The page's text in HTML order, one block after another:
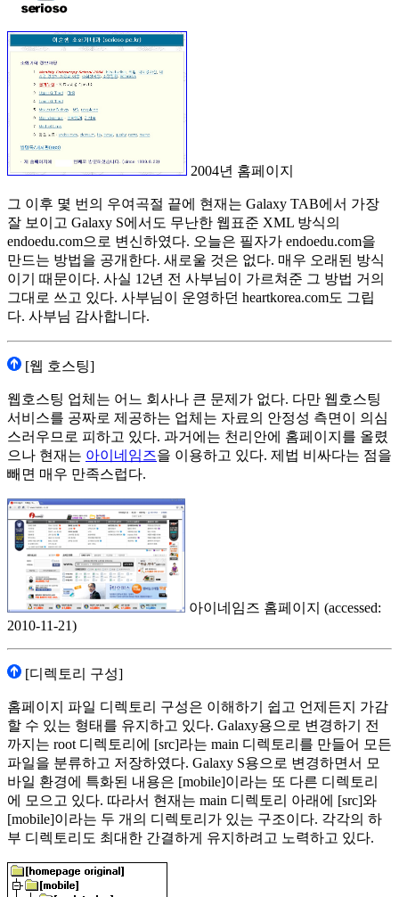
2004년 홈페이지
그 이후 몇 번의 우여곡절 끝에 현재는 Galaxy TAB에서 가장
잘 보이고 Galaxy S에서도 무난한 웹표준 XML 방식의
endoedu.com으로 변신하였다. 오늘은 필자가 endoedu.com을
만드는 방법을 공개한다. 새로울 것은 없다. 매우 오래된 방식
이기 때문이다. 사실 12년 전 사부님이 가르쳐준 그 방법 거의
그대로 쓰고 있다. 사부님이 운영하던 heartkorea.com도 그립
다. 사부님 감사합니다.
[웹 호스팅]
웹호스팅 업체는 어느 회사나 큰 문제가 없다. 다만 웹호스팅
서비스를 공짜로 제공하는 업체는 자료의 안정성 측면이 의심
스러우므로 피하고 있다. 과거에는 천리안에 홈페이지를 올렸
으나 현재는 아이네임즈을 이용하고 있다. 제법 비싸다는 점을
빼면 매우 만족스럽다.
아이네임즈 홈페이지 (accessed:
2010-11-21)
[디렉토리 구성]
홈페이지 파일 디렉토리 구성은 이해하기 쉽고 언제든지 가감
할 수 있는 형태를 유지하고 있다. Galaxy용으로 변경하기 전
까지는 root 디렉토리에 [src]라는 main 디렉토리를 만들어 모든
파일을 분류하고 저장하였다. Galaxy S용으로 변경하면서 모
바일 환경에 특화된 내용은 [mobile]이라는 또 다른 디렉토리
에 모으고 있다. 따라서 현재는 main 디렉토리 아래에 [src]와
[mobile]이라는 두 개의 디렉토리가 있는 구조이다. 각각의 하
부 디렉토리도 최대한 간결하게 유지하려고 노력하고 있다.